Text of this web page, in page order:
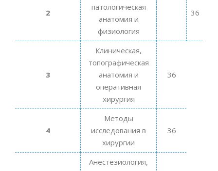
2
патологическая
анатомия и
физиология
36
3
Клиническая,
топографическая
анатомия и
оперативная
хирургия
36
4
Методы
исследования в
хирургии
36
Анестезиология,